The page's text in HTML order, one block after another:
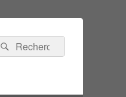
Recherche :
Rechercher